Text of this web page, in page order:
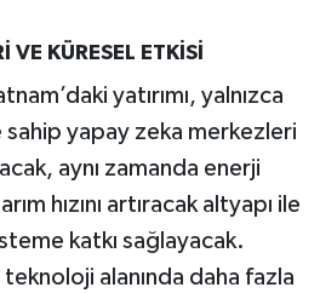
VE KÜRESEL ETKİSİ
yatırımı, yalnızca
sahip yapay zeka merkezleri
aynı zamanda enerji
hızını artıracak altyapı ile
katkı sağlayacak.
teknoloji alanında daha fazla